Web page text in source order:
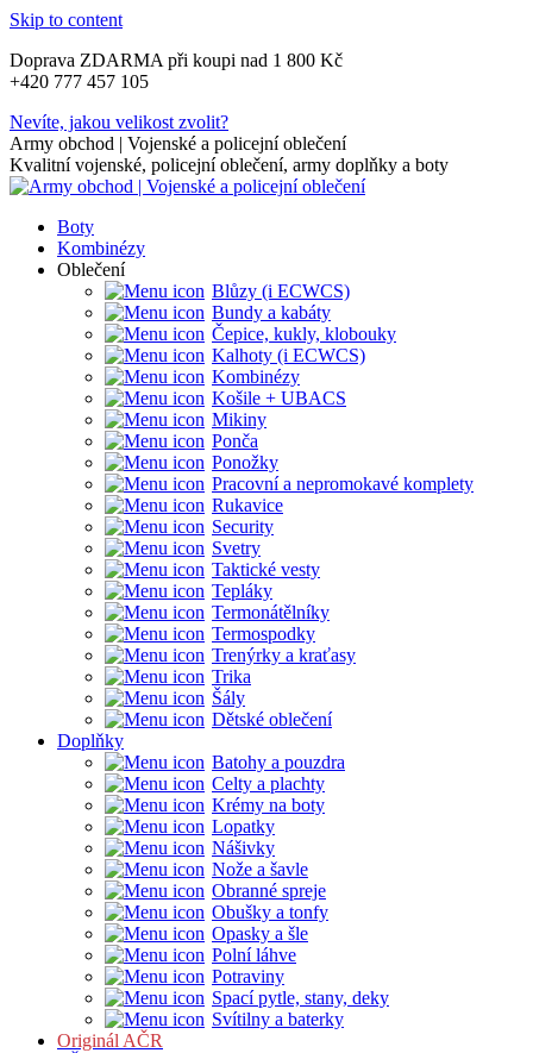
Skip to content
Doprava ZDARMA při koupi nad 1 800 Kč
+420 777 457 105
Nevíte, jakou velikost zvolit?
Army obchod | Vojenské a policejní oblečení
Kvalitní vojenské, policejní oblečení, army doplňky a boty
Boty
Kombinézy
Oblečení
Blůzy (i ECWCS)
Bundy a kabáty
Čepice, kukly, klobouky
Kalhoty (i ECWCS)
Kombinézy
Košile + UBACS
Mikiny
Ponča
Ponožky
Pracovní a nepromokavé komplety
Rukavice
Security
Svetry
Taktické vesty
Tepláky
Termonátělníky
Termospodky
Trenýrky a kraťasy
Trika
Šály
Dětské oblečení
Doplňky
Batohy a pouzdra
Celty a plachty
Krémy na boty
Lopatky
Nášivky
Nože a šavle
Obranné spreje
Obušky a tonfy
Opasky a šle
Polní láhve
Potraviny
Spací pytle, stany, deky
Svítilny a baterky
Originál AČR